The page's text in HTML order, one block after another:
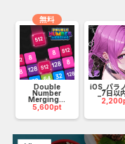
Double
Number
Merging...
5,600pt
無料
iOS_パラ
_7日以